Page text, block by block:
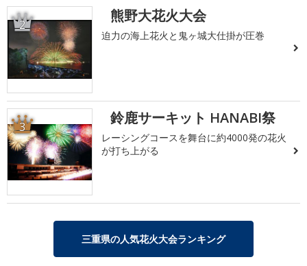
2 熊野大花火大会
迫力の海上花火と鬼ヶ城大仕掛が圧巻
3 鈴鹿サーキット HANABI祭
レーシングコースを舞台に約4000発の花火
が打ち上がる
三重県の人気花火大会ランキング